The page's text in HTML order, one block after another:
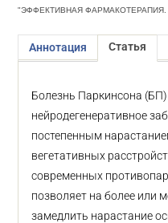
"ЭФФЕКТИВНАЯ ФАРМАКОТЕРАПИЯ.
Аннотация Статья
Болезнь Паркинсона
нейродегенеративное
постепенным
вегетативных
современных
позволяет на более или
замедлить нарастание